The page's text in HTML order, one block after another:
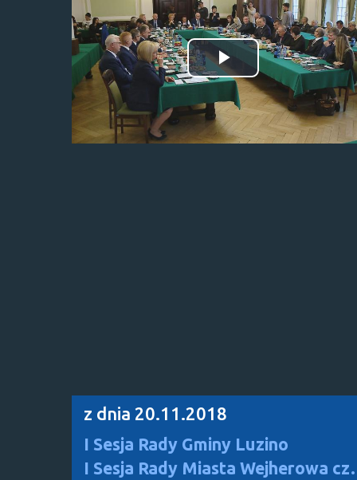
Odtwórz
wideo
z dnia 20.11.2018
I Sesja Rady Gminy Luzino
I Sesja Rady Miasta Wejherowa cz.